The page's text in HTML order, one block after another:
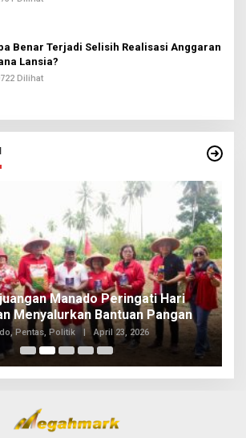
Benar Terjadi Selisih Realisasi Anggaran
Lansia?
Dilihat
Manado Peringati Hari
Menyalurkan Bantuan Pangan
Pentas, Politik | April 23, 2026